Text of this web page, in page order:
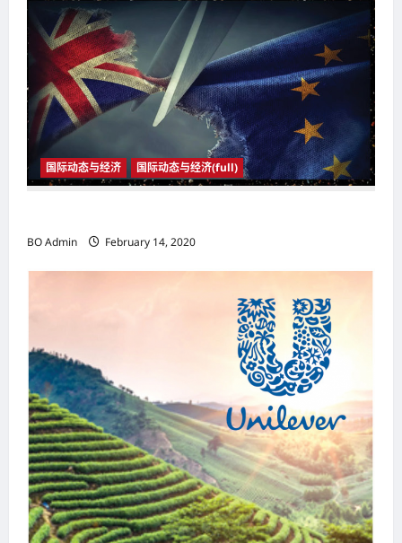
i
g
t
i
n
国际动态与经济 国际动态与经济(full)
BO Admin February 14, 2020